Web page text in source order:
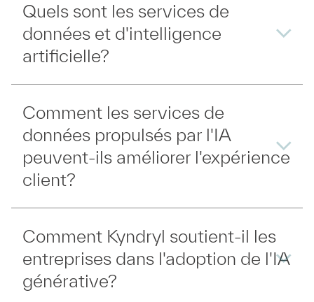
Quels sont les services de
données et d'intelligence
artificielle?
Comment les services de
données propulsés par l'IA
peuvent-ils améliorer l'expérience
client?
Comment Kyndryl soutient-il les
entreprises dans l'adoption de l'IA
générative?